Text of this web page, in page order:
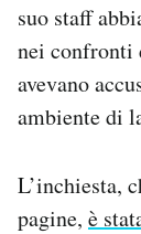
suo staff
nei confronti
avevano
ambiente di
L’inchiesta,
pagine, è